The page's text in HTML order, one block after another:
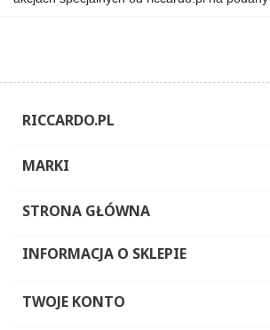
RICCARDO.PL
MARKI
STRONA GŁÓWNA
INFORMACJA O SKLEPIE
TWOJE KONTO